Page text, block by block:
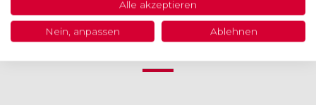
Alle akzeptieren
Nein, anpassen Ablehnen